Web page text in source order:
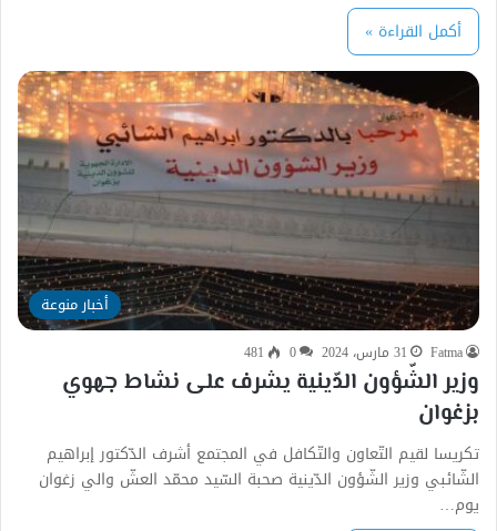
أكمل القراءة »
أخبار منوعة
Fatma 31 مارس، 2024 0
481
وزير الشّؤون الدّينية يشرف على نشاط جهوي
بزغوان
تكريسا لقيم التّعاون والتّكافل في المجتمع أشرف الدّكتور إبراهيم
الشّائبي وزير الشّؤون الدّينية صحبة السّيد محمّد العشّ والي زغوان
يوم…